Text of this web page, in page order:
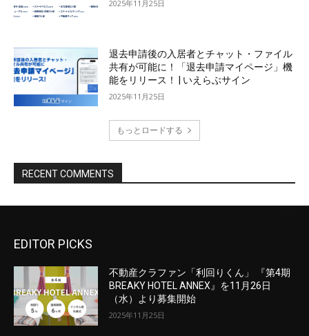
EDITOR PICKS
不動産クラファン「利回りくん」 『第4期
BREAKY HOTEL ANNEX』を11月26日
（水）より募集開始
2025年11月25日